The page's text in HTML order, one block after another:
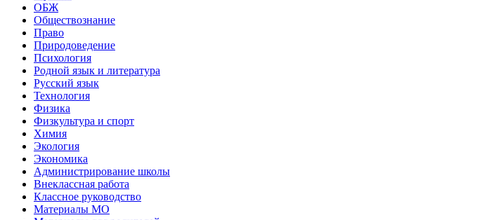
ОБЖ
Обществознание
Право
Природоведение
Психология
Родной язык и литература
Русский язык
Технология
Физика
Физкультура и спорт
Химия
Экология
Экономика
Администрирование школы
Внеклассная работа
Классное руководство
Материалы МО